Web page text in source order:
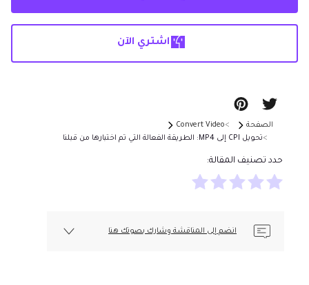
اشتري الآن
الصفحة
Convert Video
تحويل CPI إلى MP4: الطريقة الفعالة التي تم اختبارها من قبلنا
حدد تصنيف المقالة:
انضم إلى المناقشة وشارك بصوتك هنا